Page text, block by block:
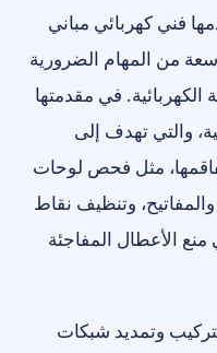
فني كهربائي مباني
من المهام الضرورية
في مقدمتها
والتي تهدف إلى
مثل فحص لوحات
والمفاتيح، وتنظيف نقاط
الأعطال المفاجئة
وتمديد شبكات